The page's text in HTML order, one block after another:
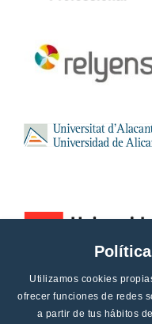
Utilizamos cookies
ofrecer funciones de redes
a partir de tus hábitos